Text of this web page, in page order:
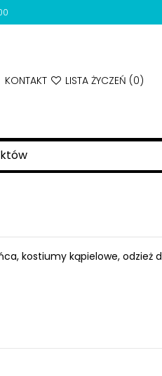
KONTAKT LISTA ŻYCZEŃ (0)
kostiumy kąpielowe, odzież